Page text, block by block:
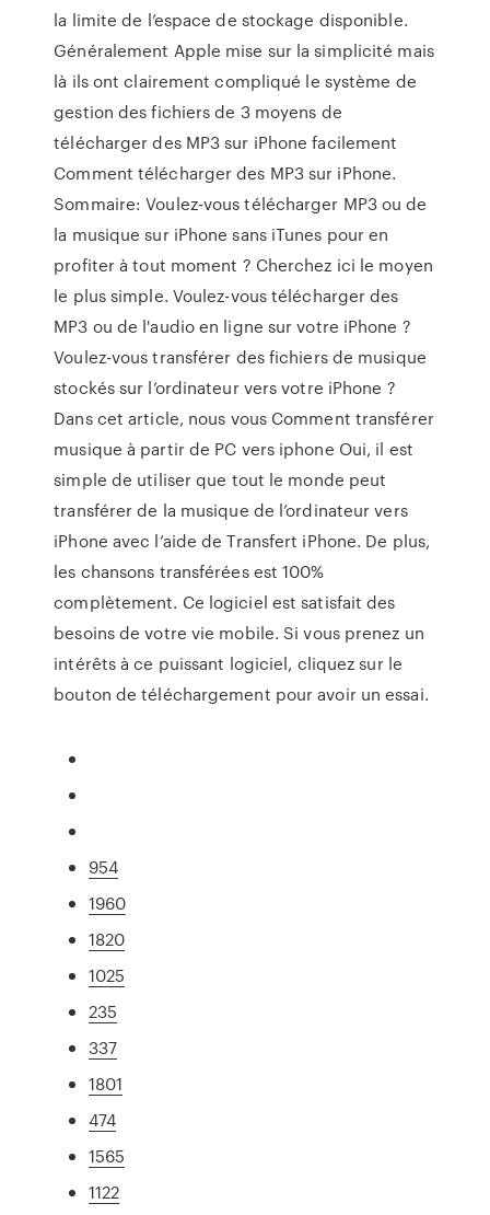
la limite de l’espace de stockage disponible.
Généralement Apple mise sur la simplicité mais
là ils ont clairement compliqué le système de
gestion des fichiers de 3 moyens de
télécharger des MP3 sur iPhone facilement
Comment télécharger des MP3 sur iPhone.
Sommaire: Voulez-vous télécharger MP3 ou de
la musique sur iPhone sans iTunes pour en
profiter à tout moment ? Cherchez ici le moyen
le plus simple. Voulez-vous télécharger des
MP3 ou de l'audio en ligne sur votre iPhone ?
Voulez-vous transférer des fichiers de musique
stockés sur l’ordinateur vers votre iPhone ?
Dans cet article, nous vous Comment transférer
musique à partir de PC vers iphone Oui, il est
simple de utiliser que tout le monde peut
transférer de la musique de l’ordinateur vers
iPhone avec l’aide de Transfert iPhone. De plus,
les chansons transférées est 100%
complètement. Ce logiciel est satisfait des
besoins de votre vie mobile. Si vous prenez un
intérêts à ce puissant logiciel, cliquez sur le
bouton de téléchargement pour avoir un essai.
954
1960
1820
1025
235
337
1801
474
1565
1122